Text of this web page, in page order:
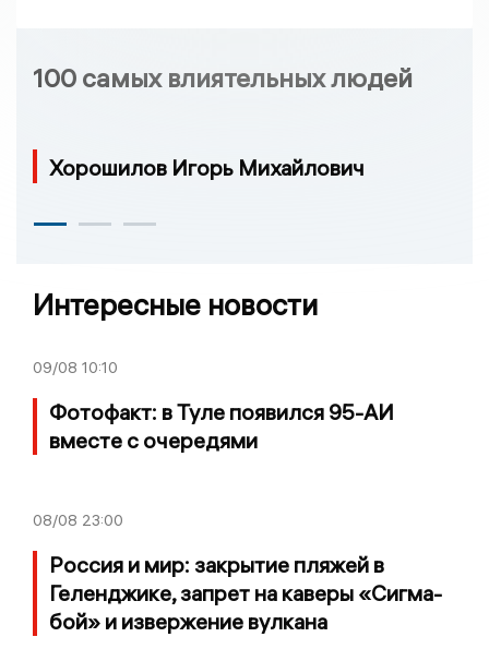
100 самых влиятельных людей
Хорошилов Игорь Михайлович
Интересные новости
09/08 10:10
Фотофакт: в Туле появился 95-АИ
вместе с очередями
08/08 23:00
Россия и мир: закрытие пляжей в
Геленджике, запрет на каверы «Сигма-
бой» и извержение вулкана